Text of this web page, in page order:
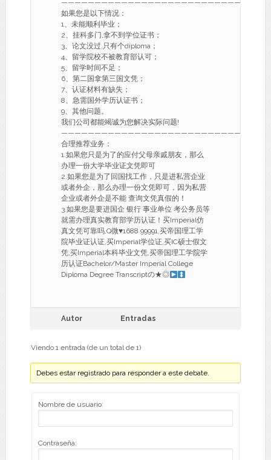
———————————————————————————-
如果您是以下情况：
1、未能顺利毕业；
2、挂科多门,拿不到学位证书；
3、论文没过,只有个diploma；
4、留学院校不被教育部认可；
5、留学时间不足；
6、第二国拿第三国文凭；
7、认证材料有缺失；
8、急需国外学历认证书；
9、其他问题。
我们公司都能竭诚为您解决实际问题!
———————————————————————————-
合理推荐业务：
1.如果您只是为了的应付父母亲戚朋友，那么
办理一份大学毕业证文凭即可
2.如果您是为了回国找工作，只是进私营企业
或者外企，那么办理一份文凭即可，因为私营
企业或者外企是不能 查询文凭真假的！
3.如果您是要进国企 银行 事业单位 考公务员等
就需办理真实教育部学历认证！买Imperial仿
真文凭可靠吗,Q微♥1688 99991,买帝国理工学
院毕业证认证,买Imperial学位证,买IC硕士假文
凭,买Imperial本科毕业文凭,买帝国理工学院学
历认证Bachelor/Master Imperial College
Diploma Degree Transcriptの★◎
Autor Entradas
Viendo 1 entrada (de un total de 1)
Debes estar registrado para responder a este debate.
Nombre de usuario:
Contraseña: